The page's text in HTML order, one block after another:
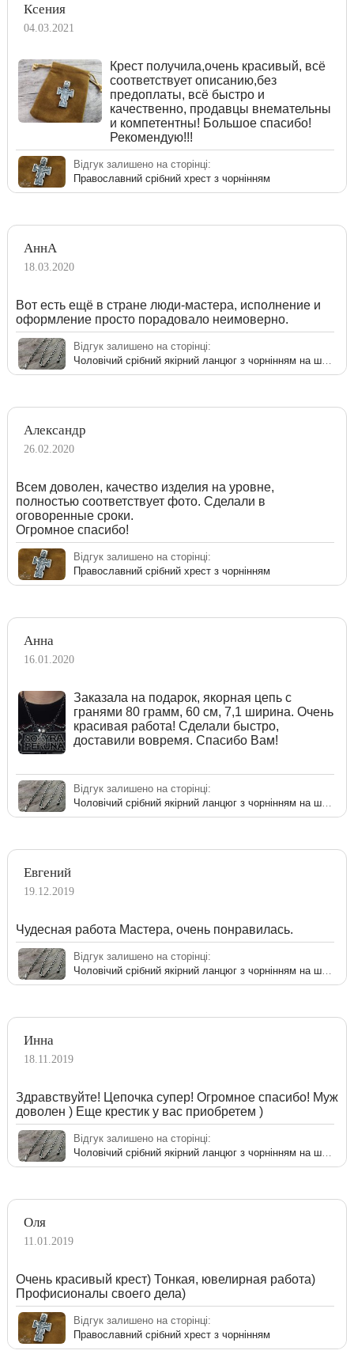
Ксения
04.03.2021
Крест получила,очень красивый, всё
соответствует описанию,без
предоплаты, всё быстро и
качественно, продавцы внемательны
и компетентны! Большое спасибо!
Рекомендую!!!
Відгук залишено на сторінці:
Православний срібний хрест з чорнінням
АннА
18.03.2020
Вот есть ещё в стране люди-мастера, исполнение и
оформление просто порадовало неимоверно.
Відгук залишено на сторінці:
Александр
26.02.2020
Всем доволен, качество изделия на уровне,
полностью соответствует фото. Сделали в
оговоренные сроки.
Огромное спасибо!
Відгук залишено на сторінці:
Православний срібний хрест з чорнінням
Анна
16.01.2020
Заказала на подарок, якорная цепь с
гранями 80 грамм, 60 см, 7,1 ширина. Очень
красивая работа! Сделали быстро,
доставили вовремя. Спасибо Вам!
Відгук залишено на сторінці:
Евгений
19.12.2019
Чудесная работа Мастера, очень понравилась.
Відгук залишено на сторінці:
Инна
18.11.2019
Здравствуйте! Цепочка супер! Огромное спасибо! Муж
доволен ) Еще крестик у вас приобретем )
Відгук залишено на сторінці:
Оля
11.01.2019
Очень красивый крест) Тонкая, ювелирная работа)
Профисионалы своего дела)
Відгук залишено на сторінці:
Православний срібний хрест з чорнінням